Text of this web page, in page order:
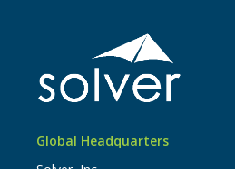
Global Headquarters